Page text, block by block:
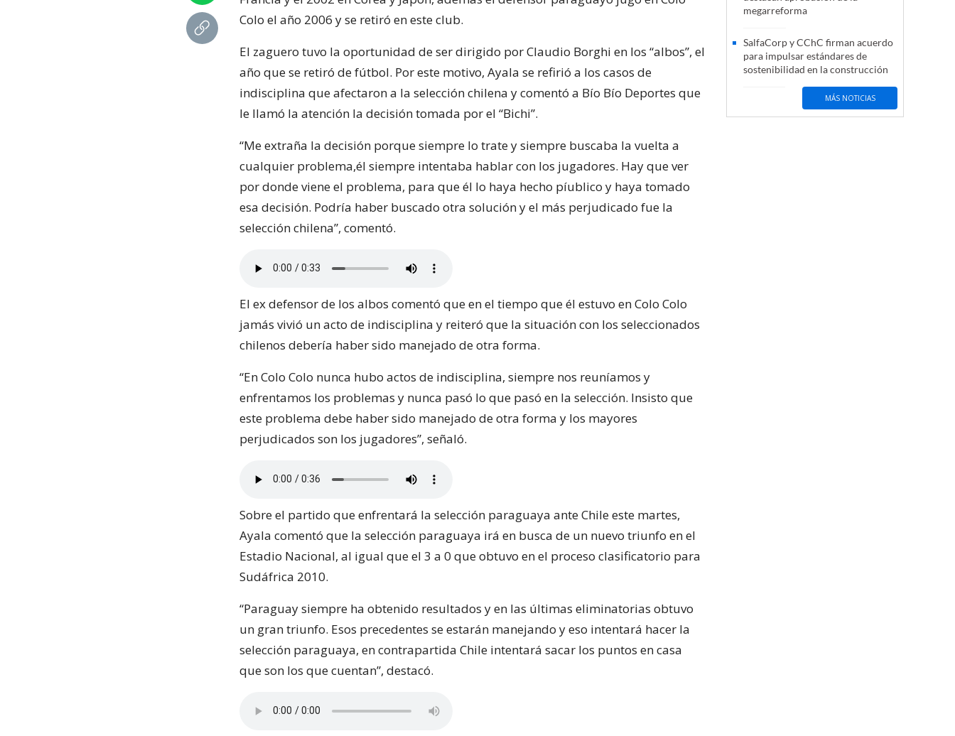
Colo el año 2006 y se retiró en este club.
El zaguero tuvo la oportunidad de ser dirigido por Claudio Borghi en los “albos”, el
año que se retiró de fútbol. Por este motivo, Ayala se refirió a los casos de
indisciplina que afectaron a la selección chilena y comentó a Bío Bío Deportes que
le llamó la atención la decisión tomada por el “Bichi”.
“Me extraña la decisión porque siempre lo trate y siempre buscaba la vuelta a
cualquier problema,él siempre intentaba hablar con los jugadores. Hay que ver
por donde viene el problema, para que él lo haya hecho píublico y haya tomado
esa decisión. Podría haber buscado otra solución y el más perjudicado fue la
selección chilena”, comentó.
El ex defensor de los albos comentó que en el tiempo que él estuvo en Colo Colo
jamás vivió un acto de indisciplina y reiteró que la situación con los seleccionados
chilenos debería haber sido manejado de otra forma.
“En Colo Colo nunca hubo actos de indisciplina, siempre nos reuníamos y
enfrentamos los problemas y nunca pasó lo que pasó en la selección. Insisto que
este problema debe haber sido manejado de otra forma y los mayores
perjudicados son los jugadores”, señaló.
Sobre el partido que enfrentará la selección paraguaya ante Chile este martes,
Ayala comentó que la selección paraguaya irá en busca de un nuevo triunfo en el
Estadio Nacional, al igual que el 3 a 0 que obtuvo en el proceso clasificatorio para
Sudáfrica 2010.
“Paraguay siempre ha obtenido resultados y en las últimas eliminatorias obtuvo
un gran triunfo. Esos precedentes se estarán manejando y eso intentará hacer la
selección paraguaya, en contrapartida Chile intentará sacar los puntos en casa
que son los que cuentan”, destacó.
megarreforma
SalfaCorp y CChC firman acuerdo
para impulsar estándares de
sostenibilidad en la construcción
MÁS NOTICIAS